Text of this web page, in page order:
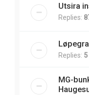
Utsira
Replies:
Replies: 5
MG-